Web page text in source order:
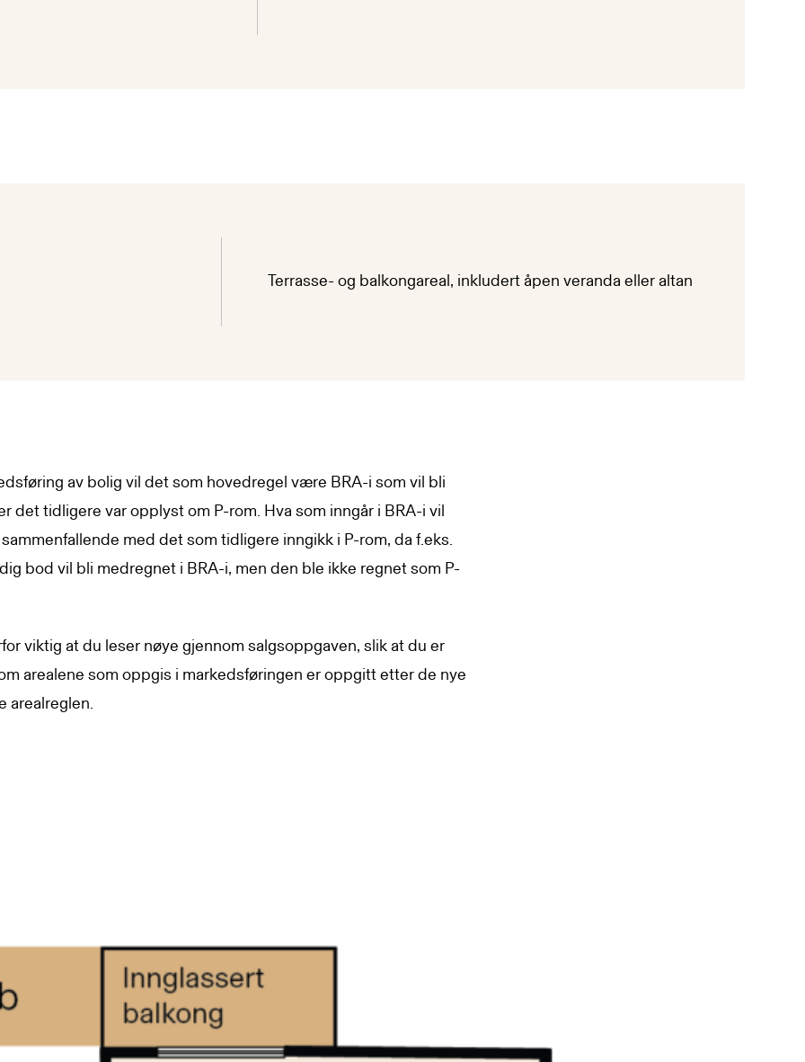
Terrasse- og balkongareal, inkludert åpen veranda eller altan
av bolig vil det som hovedregel være BRA-i som vil bli
det tidligere var opplyst om P-rom. Hva som inngår i BRA-i vil
med det som tidligere inngikk i P-rom, da f.eks.
bod vil bli medregnet i BRA-i, men den ble ikke regnet som P-
viktig at du leser nøye gjennom salgsoppgaven, slik at du er
arealene som oppgis i markedsføringen er oppgitt etter de nye
arealreglen.